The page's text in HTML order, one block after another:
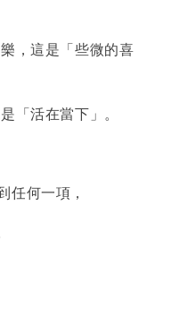
，這是「些微的喜
「活在當下」。
任何一項，